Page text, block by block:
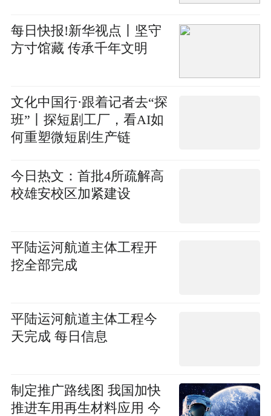
每日快报!新华视点丨坚守
方寸馆藏 传承千年文明
文化中国行·跟着记者去“探
班”丨探短剧工厂，看AI如
何重塑微短剧生产链
今日热文：首批4所疏解高
校雄安校区加紧建设
平陆运河航道主体工程开
挖全部完成
平陆运河航道主体工程今
天完成 每日信息
制定推广路线图 我国加快
推进车用再生材料应用 今